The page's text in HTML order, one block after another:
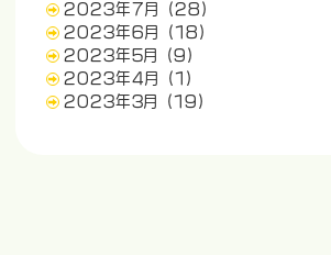
2023年7月
(28)
2023年6月
(18)
2023年5月
(9)
2023年4月
(1)
2023年3月
(19)